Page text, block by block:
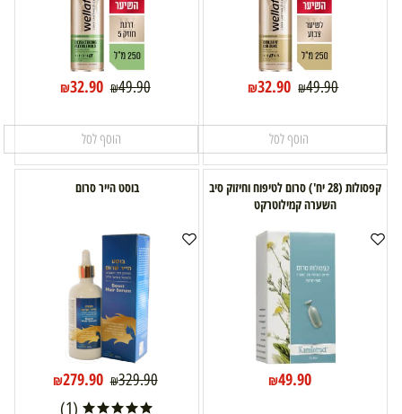
₪49.90
₪32.90
הוסף לסל
₪49.90
₪32.90
הוסף לסל
קפסולות (28 יח') סרום לטיפוח וחיזוק סיב
השערה קמילוטרקט
₪49.90
בוסט הייר סרום
₪329.90
₪279.90
(1)